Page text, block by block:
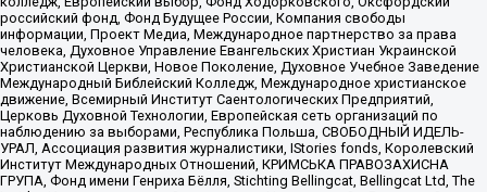
российский фонд, Фонд Будущее России, Компания свободы
информации, Проект Медиа, Международное партнерство за права
человека, Духовное Управление Евангельских Христиан Украинской
Христианской Церкви, Новое Поколение, Духовное Учебное Заведение
Международный Библейский Колледж, Международное христианское
движение, Всемирный Институт Саентологических Предприятий,
Церковь Духовной Технологии, Европейская сеть организаций по
наблюдению за выборами, Республика Польша, СВОБОДНЫЙ ИДЕЛЬ-
УРАЛ, Ассоциация развития журналистики, IStories fonds, Королевский
Институт Международных Отношений, КРИМСЬКА ПРАВОЗАХИСНА
ГРУПА, Фонд имени Генриха Бёлля, Stichting Bellingcat, Bellingcat Ltd, The